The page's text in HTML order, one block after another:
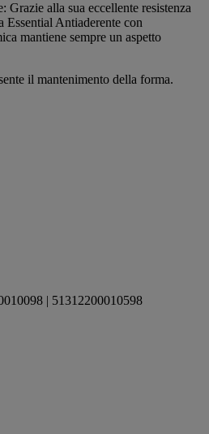
Grazie alla sua eccellente resistenza
Essential Antiaderente con
mantiene sempre un aspetto
il mantenimento della forma.
| 51312200010598